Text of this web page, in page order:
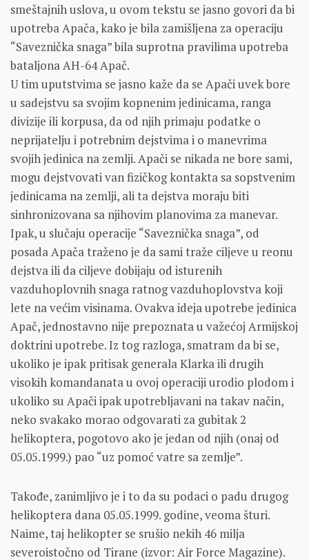
smeštajnih uslova, u ovom tekstu se jasno govori da bi
upotreba Apača, kako je bila zamišljena za operaciju
“Saveznička snaga” bila suprotna pravilima upotreba
bataljona AH-64 Apač.
U tim uputstvima se jasno kaže da se Apači uvek bore
u sadejstvu sa svojim kopnenim jedinicama, ranga
divizije ili korpusa, da od njih primaju podatke o
neprijatelju i potrebnim dejstvima i o manevrima
svojih jedinica na zemlji. Apači se nikada ne bore sami,
mogu dejstvovati van fizičkog kontakta sa sopstvenim
jedinicama na zemlji, ali ta dejstva moraju biti
sinhronizovana sa njihovim planovima za manevar.
Ipak, u slučaju operacije “Saveznička snaga”, od
posada Apača traženo je da sami traže ciljeve u reonu
dejstva ili da ciljeve dobijaju od isturenih
vazduhoplovnih snaga ratnog vazduhoplovstva koji
lete na većim visinama. Ovakva ideja upotrebe jedinica
Apač, jednostavno nije prepoznata u važećoj Armijskoj
doktrini upotrebe. Iz tog razloga, smatram da bi se,
ukoliko je ipak pritisak generala Klarka ili drugih
visokih komandanata u ovoj operaciji urodio plodom i
ukoliko su Apači ipak upotrebljavani na takav način,
neko svakako morao odgovarati za gubitak 2
helikoptera, pogotovo ako je jedan od njih (onaj od
05.05.1999.) pao “uz pomoć vatre sa zemlje”.
Takođe, zanimljivo je i to da su podaci o padu drugog
helikoptera dana 05.05.1999. godine, veoma šturi.
Naime, taj helikopter se srušio nekih 46 milja
severoistočno od Tirane (izvor: Air Force Magazine).